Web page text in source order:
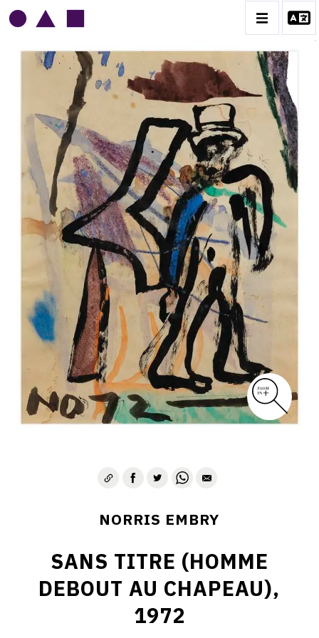
NORRIS EMBRY
BIOGRAPHIE
CATALOGUE DES OEUVRES
1945-1949
1950-1954
1955-1959
1960-1964
1964-1969
1970-1974
1975-1980
CONTACT
NORRIS EMBRY
SANS TITRE (HOMME
DEBOUT AU CHAPEAU),
1972